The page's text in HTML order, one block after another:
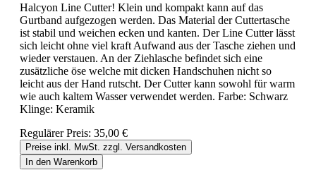
Halcyon Line Cutter! Klein und kompakt kann auf das
Gurtband aufgezogen werden. Das Material der Cuttertasche
ist stabil und weichen ecken und kanten. Der Line Cutter lässt
sich leicht ohne viel kraft Aufwand aus der Tasche ziehen und
wieder verstauen. An der Ziehlasche befindet sich eine
zusätzliche öse welche mit dicken Handschuhen nicht so
leicht aus der Hand rutscht. Der Cutter kann sowohl für warm
wie auch kaltem Wasser verwendet werden. Farbe: Schwarz
Klinge: Keramik
Regulärer Preis: 35,00 €
Preise inkl. MwSt. zzgl. Versandkosten
In den Warenkorb